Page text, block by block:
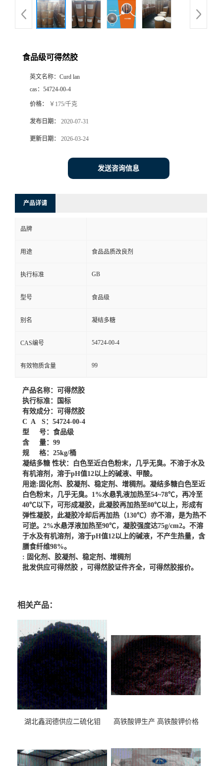
食品级可得然胶
英文名称： Curd lan
cas： 54724-00-4
价格： ￥175/千克
发布日期： 2020-07-31
更新日期： 2026-03-24
发送咨询信息
产品详请
品牌
用途 食品品质改良剂
执行标准 GB
型号 食品级
别名 凝结多糖
CAS编号 54724-00-4
有效物质含量 99
产品名称：可得然胶
执行标准：国标
有效成分：可得然胶
C A S：54724-00-4
型 号：食品级
含 量：99
规 格：25kg/桶
凝结多糖 性状：白色至近白色粉末，几乎无臭。不溶于水及
有机溶剂，溶于pH值12以上的碱液、甲酸。
用途:固化剂、胶凝剂、稳定剂、增稠剂。凝结多糖白色至近
白色粉末，几乎无臭。1%水悬乳液加热至54~78℃，再冷至
40℃以下，可形成凝胶，此凝胶再加热至80℃以上，形成有
弹性凝胶，此凝胶冷却后再加热（130℃）亦不溶，是为热不
可逆。2%水悬浮液加热至90℃，凝胶强度达75g/cm2。不溶
于水及有机溶剂，溶于pH值12以上的碱液，不产生热量，含
膳食纤维98%。
: 固化剂、胶凝剂、稳定剂、增稠剂
批发供应可得然胶 ，可得然胶证件齐全，可得然胶报价。
相关产品：
湖北鑫润德供应二硫化钼 高铁酸钾生产 高铁酸钾价格